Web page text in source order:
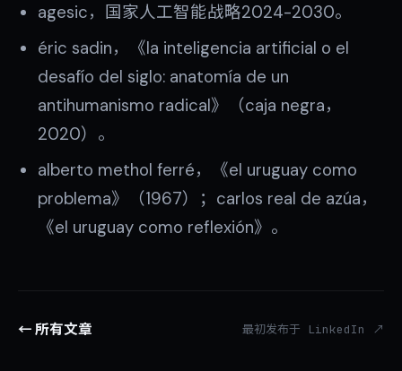
agesic，国家人工智能战略2024-2030。
éric sadin，《la inteligencia artificial o el
desafío del siglo: anatomía de un
antihumanismo radical》（caja negra，
2020）。
alberto methol ferré，《el uruguay como
problema》（1967）；carlos real de azúa，
《el uruguay como reflexión》。
← 所有文章 最初发布于 LinkedIn ↗